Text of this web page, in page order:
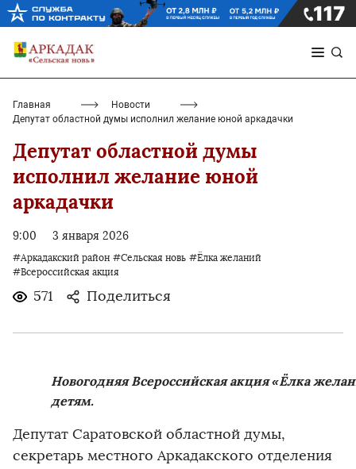
Главная
Новости
Депутат областной думы исполнил желание юной аркадачки
Депутат областной думы
исполнил желание юной
аркадачки
9:00 3 января 2026
#Аркадакский район #Сельская новь #Ёлка желаний
#Всероссийская акция
571 Поделиться
Новогодняя Всероссийская акция «Ёлка
детям.
Депутат Саратовской областной думы,
секретарь местного Аркадакского отделения